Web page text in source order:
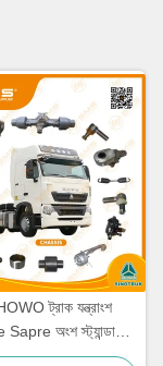
ট্রাক যন্ত্রাংশ
অংশ স্ট্যান্ডার্ড
আকার